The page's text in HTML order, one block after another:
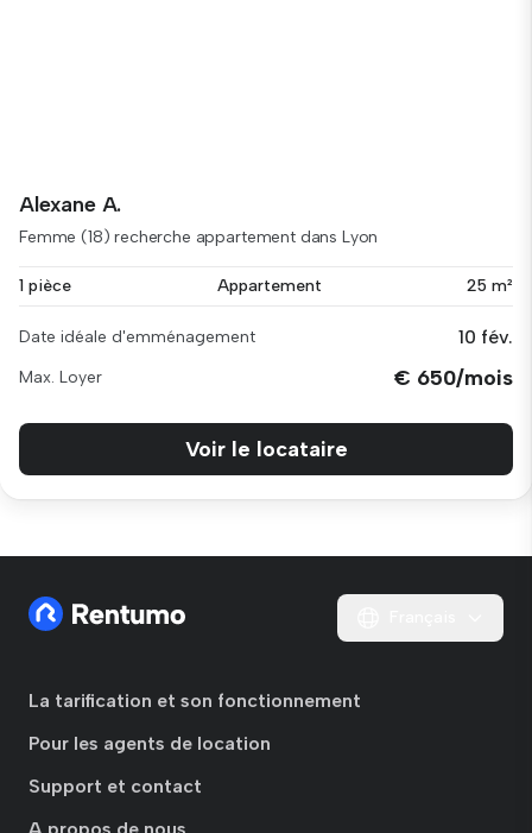
Alexane A.
Femme (18) recherche appartement dans Lyon
1 pièce Appartement 25 m²
Date idéale d'emménagement 10 fév.
Max. Loyer € 650/mois
Voir le locataire
La tarification et son fonctionnement
Pour les agents de location
Support et contact